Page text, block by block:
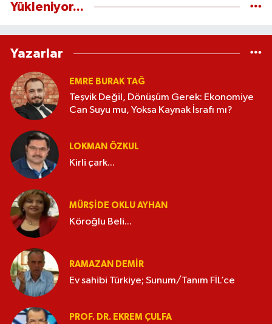
Yükleniyor...
Yazarlar
EMRE BURAK TAĞ
Teşvik Değil, Dönüşüm Gerek: Ekonomiye
Can Suyu mu, Yoksa Kaynak İsrafı mı?
LOKMAN ÖZKUL
Kirli çark...
MÜRŞIDE OKLU AYHAN
Köroğlu Beli...
RAMAZAN DEMİR
Ev sahibi Türkiye; Sunum/Tanım FİL’ce
PROF. DR. EKREM ÇULFA